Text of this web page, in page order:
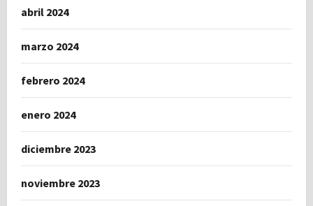
abril 2024
marzo 2024
febrero 2024
enero 2024
diciembre 2023
noviembre 2023